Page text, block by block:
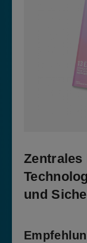
Zentrales
und